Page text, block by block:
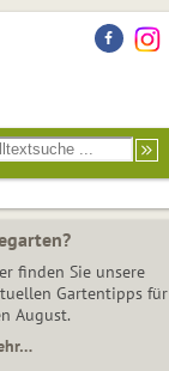
finden Sie unsere
Gartentipps für
August.